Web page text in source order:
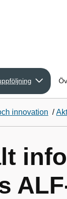
innovation /